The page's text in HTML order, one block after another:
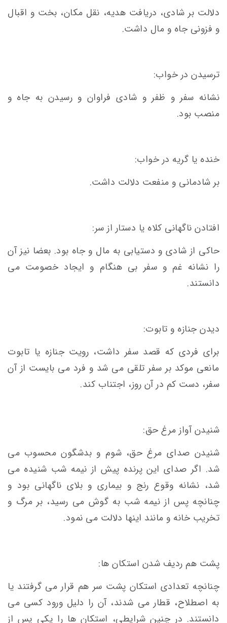
دلالت بر شادی، دریافت هدیه، نقل مکان، بخت و اقبال
و فزونی جاه و مال داشت.
ترسیدن در خواب:
نشانه سفر و ظفر و شادی فراوان و رسیدن به جاه و
منصب بود.
خنده یا گریه در خواب:
بر شادمانی و منفعت دلالت داشت.
افتادن ناگهانی کلاه یا دستار از سر:
حاکی از شادی و دستیابی به مال و جاه بود. بعضا نیز آن
را نشانه غم و سفر بی هنگام و ایجاد خصومت می
دانستند.
دیدن جنازه و تابوت:
برای فردی که قصد سفر داشت، رویت جنازه یا تابوت
مانعی موکد بر سفر تلقی می شد و فرد می بایست از آن
سفر، دست کم در آن روز، اجتناب کند.
شنیدن آواز مرغ حق:
شنیدن صدای مرغ حق، شوم و بدشگون محسوب می
شد. اگر صدای این پرنده پیش از نیمه شب شنیده می
شد، نشانه وقوع رنج و بیماری و بلای ناگهانی بود و
چنانچه پس از نیمه شب به گوش می رسید، بر مرگ و
تخریب خانه و مانند اینها دلالت می نمود.
پشت هم ردیف شدن استکان ها:
چنانچه تعدادی استکان پشت سر هم قرار می گرفتند یا
به اصطلاح، قطار می شدند، آن را دلیل ورود کسی می
دانستند. در چنین شرایطی، استکان ها را یکی پس از